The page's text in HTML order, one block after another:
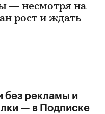
— несмотря на
рост и ждать
без рекламы и
— в Подписке